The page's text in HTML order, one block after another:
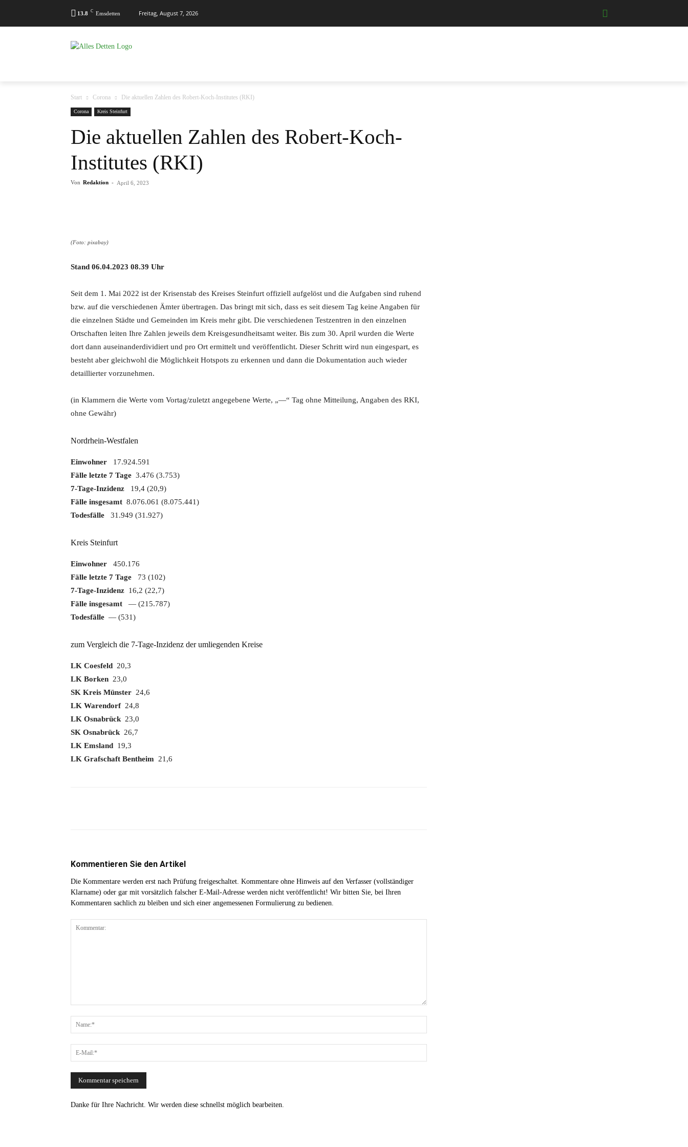
13.8 C Emsdetten Freitag, August 7, 2026
Start Corona Die aktuellen Zahlen des Robert-Koch-Institutes (RKI)
Corona Kreis Steinfurt
Die aktuellen Zahlen des Robert-Koch-
Institutes (RKI)
Von Redaktion - April 6, 2023
(Foto: pixabay)
Stand 06.04.2023 08.39 Uhr
Seit dem 1. Mai 2022 ist der Krisenstab des Kreises Steinfurt offiziell aufgelöst und die Aufgaben sind ruhend
bzw. auf die verschiedenen Ämter übertragen. Das bringt mit sich, dass es seit diesem Tag keine Angaben für
die einzelnen Städte und Gemeinden im Kreis mehr gibt. Die verschiedenen Testzentren in den einzelnen
Ortschaften leiten Ihre Zahlen jeweils dem Kreisgesundheitsamt weiter. Bis zum 30. April wurden die Werte
dort dann auseinanderdividiert und pro Ort ermittelt und veröffentlicht. Dieser Schritt wird nun eingespart, es
besteht aber gleichwohl die Möglichkeit Hotspots zu erkennen und dann die Dokumentation auch wieder
detaillierter vorzunehmen.
(in Klammern die Werte vom Vortag/zuletzt angegebene Werte, „—“ Tag ohne Mitteilung, Angaben des RKI,
ohne Gewähr)
Nordrhein-Westfalen
Einwohner 17.924.591
Fälle letzte 7 Tage 3.476 (3.753)
7-Tage-Inzidenz 19,4 (20,9)
Fälle insgesamt 8.076.061 (8.075.441)
Todesfälle 31.949 (31.927)
Kreis Steinfurt
Einwohner 450.176
Fälle letzte 7 Tage 73 (102)
7-Tage-Inzidenz 16,2 (22,7)
Fälle insgesamt
— (215.787)
Todesfälle — (531)
zum Vergleich die 7-Tage-Inzidenz der umliegenden Kreise
LK Coesfeld 20,3
LK Borken 23,0
SK Kreis Münster 24,6
LK Warendorf24,8
LK Osnabrück 23,0
SK Osnabrück 26,7
LK Emsland 19,3
LK Grafschaft Bentheim 21,6
Kommentieren Sie den Artikel
Die Kommentare werden erst nach Prüfung freigeschaltet. Kommentare ohne Hinweis auf den Verfasser (vollständiger
Klarname) oder gar mit vorsätzlich falscher E-Mail-Adresse werden nicht veröffentlicht! Wir bitten Sie, bei Ihren
Kommentaren sachlich zu bleiben und sich einer angemessenen Formulierung zu bedienen.
Danke für Ihre Nachricht. Wir werden diese schnellst möglich bearbeiten.